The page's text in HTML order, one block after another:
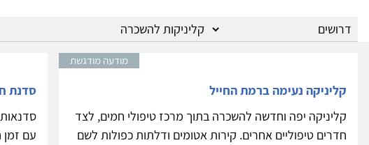
מודעה מודגשת
קליניקה נעימה ברמת החייל
קליניקה יפה וחדשה להשכרה בתוך מרכז טיפולי חמים, לצד
חדרים טיפוליים אחרים. קירות אטומים ודלתות כפולות לשם
סדנת
עם